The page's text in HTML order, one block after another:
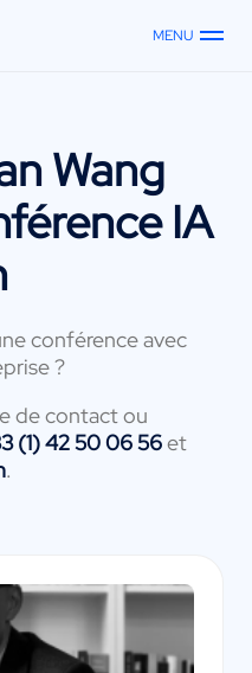
MENU
Wang
IA
conférence avec
?
de contact ou
(1) 42 50 06 56et
.